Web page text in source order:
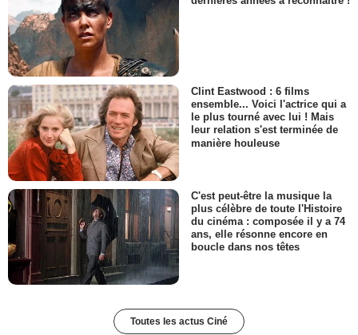
Clint Eastwood : 6 films
ensemble... Voici l'actrice qui a
le plus tourné avec lui ! Mais
leur relation s'est terminée de
manière houleuse
C'est peut-être la musique la
plus célèbre de toute l'Histoire
du cinéma : composée il y a 74
ans, elle résonne encore en
boucle dans nos têtes
Toutes les actus Ciné